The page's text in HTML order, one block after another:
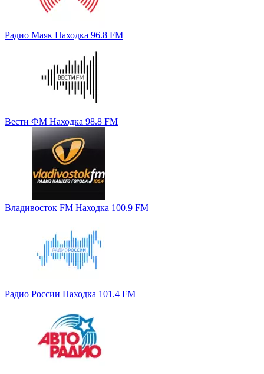
Радио Маяк Находка 96.8 FM
Вести ФМ Находка 98.8 FM
Владивосток FM Находка 100.9 FM
Радио России Находка 101.4 FM